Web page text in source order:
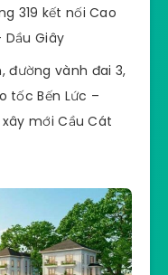
319 kết nối Cao
Dầu Giây
đường vành đai 3,
tốc Bến Lức –
mới Cầu Cát